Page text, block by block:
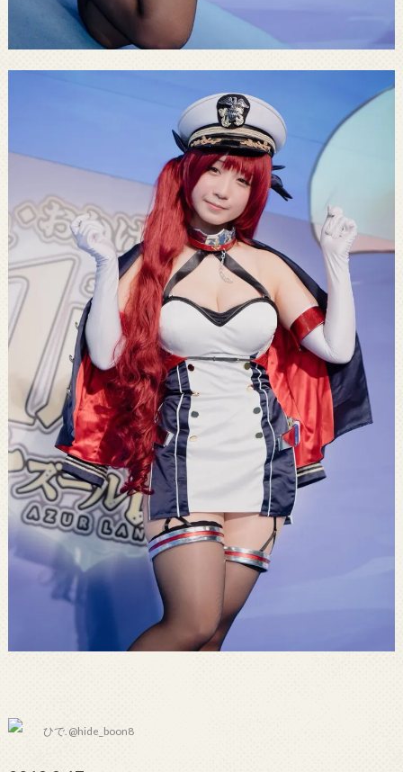
ひで. @hide_boon8